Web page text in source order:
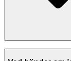
Seriösa byggfirmor i